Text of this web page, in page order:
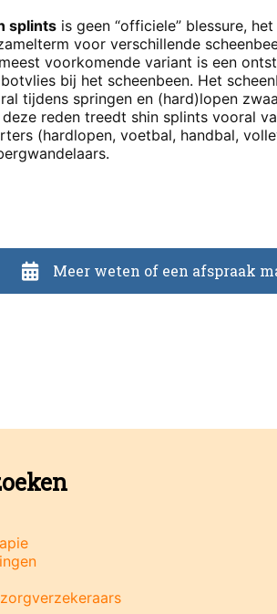
splintsis geen “officiele” blessure, het
voor verschillende
voorkomende variant is een
bij het scheenbeen. Het
tijdens springen en (hard)lopen
deze reden treedt shin splints vooral
(hardlopen, voetbal, handbal,
Meer weten of een afspraak